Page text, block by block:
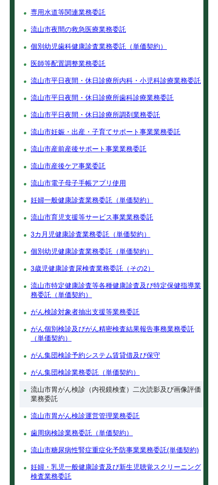
専用水道等関連業務委託
流山市夜間の救急医療業務委託
個別幼児歯科健康診査業務委託（単価契約）
医師等配置調整業務委託
流山市平日夜間・休日診療所内科・小児科診療業務委託
流山市平日夜間・休日診療所歯科診療業務委託
流山市平日夜間・休日診療所調剤業務委託
流山市妊娠・出産・子育てサポート事業業務委託
流山市産前産後サポート事業業務委託
流山市産後ケア事業委託
流山市電子母子手帳アプリ使用
妊婦一般健康診査業務委託（単価契約）
流山市育児支援等サービス事業業務委託
3カ月児健康診査業務委託（単価契約）
個別幼児健康診査業務委託（単価契約）
3歳児健康診査尿検査業務委託（その2）
流山市特定健康診査等各種健康診査及び特定保健指導業
務委託（単価契約）
がん検診対象者抽出支援等業務委託
がん個別検診及びがん精密検査結果報告事務業務委託
（単価契約）
がん集団検診予約システム賃貸借及び保守
がん集団検診業務委託（単価契約）
流山市胃がん検診（内視鏡検査）二次読影及び画像評価
業務委託
流山市胃がん検診運営管理業務委託
歯周病検診業務委託（単価契約）
流山市糖尿病性腎症重症化予防事業業務委託(単価契約)
妊婦・乳児一般健康診査及び新生児聴覚スクリーニング
検査業務委託